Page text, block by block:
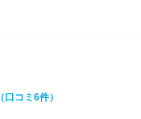
（口コミ6件）